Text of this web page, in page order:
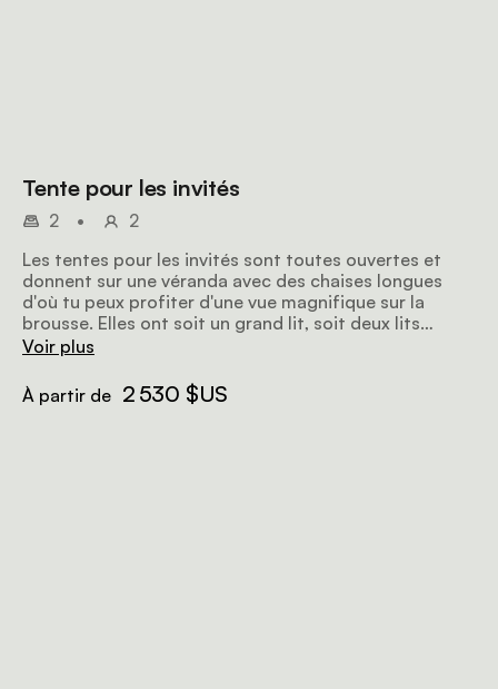
Tente pour les invités
2 •
2
Les tentes pour les invités sont toutes ouvertes et
donnent sur une véranda avec des chaises longues
d'où tu peux profiter d'une vue magnifique sur la
brousse. Elles ont soit un grand lit, soit deux lits
simples, et tu peux demander un troisième lit si tu
et offre une vue sur la nature sauvage.
Voir plus
À partir de 2 530 $US